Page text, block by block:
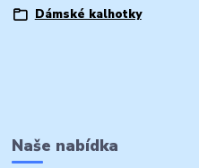
Dámské kalhotky
Naše nabídka